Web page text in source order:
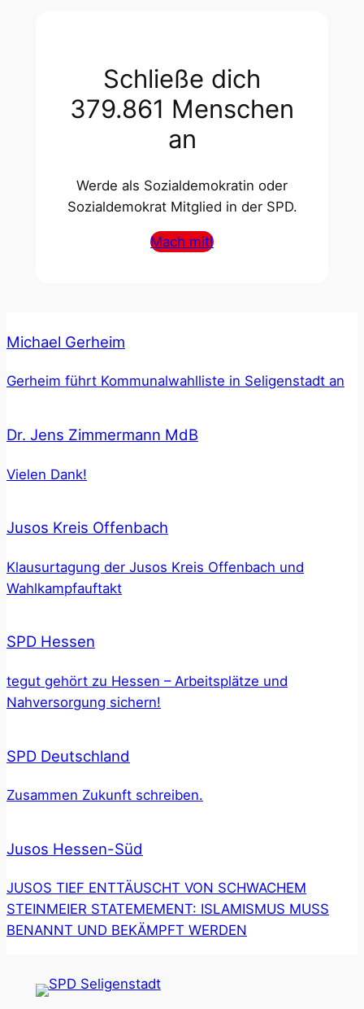
Schließe dich
379.861 Menschen
an
Werde als Sozialdemokratin oder
Sozialdemokrat Mitglied in der SPD.
Mach mit!
Michael Gerheim
Gerheim führt Kommunalwahlliste in Seligenstadt an
Dr. Jens Zimmermann MdB
Vielen Dank!
Jusos Kreis Offenbach
Klausurtagung der Jusos Kreis Offenbach und
Wahlkampfauftakt
SPD Hessen
tegut gehört zu Hessen – Arbeitsplätze und
Nahversorgung sichern!
SPD Deutschland
Zusammen Zukunft schreiben.
Jusos Hessen-Süd
JUSOS TIEF ENTTÄUSCHT VON SCHWACHEM
STEINMEIER STATEMEMENT: ISLAMISMUS MUSS
BENANNT UND BEKÄMPFT WERDEN